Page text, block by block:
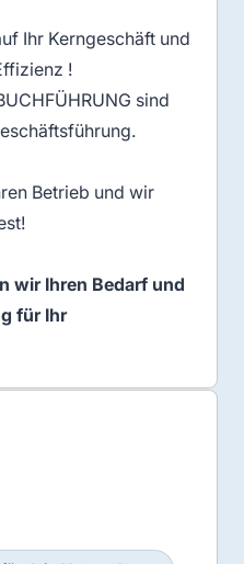
Ihr Kerngeschäft und
!
sind
Betrieb und wir
wir Ihren Bedarf und
für Ihr